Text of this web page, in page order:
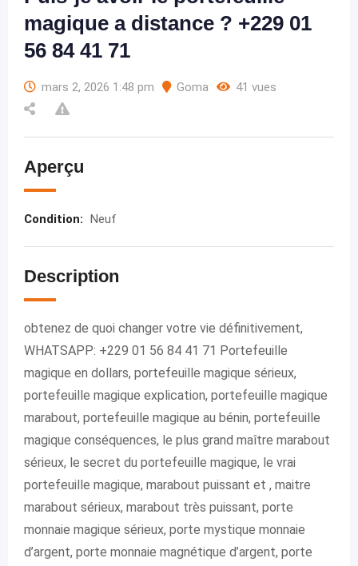
magique a distance ? +229 01
56 84 41 71
mars 2, 2026 1:48 pm Goma 41 vues
Aperçu
Condition: Neuf
Description
obtenez de quoi changer votre vie définitivement,
WHATSAPP: +229 01 56 84 41 71 Portefeuille
magique en dollars, portefeuille magique sérieux,
portefeuille magique explication, portefeuille magique
marabout, portefeuille magique au bénin, portefeuille
magique conséquences, le plus grand maître marabout
sérieux, le secret du portefeuille magique, le vrai
portefeuille magique, marabout puissant et , maitre
marabout sérieux, marabout très puissant, porte
monnaie magique sérieux, porte mystique monnaie
d’argent, porte monnaie magnétique d’argent, porte